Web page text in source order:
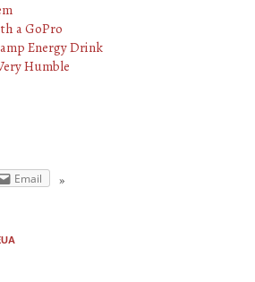
a GoPro
Energy Drink
Humble
Email